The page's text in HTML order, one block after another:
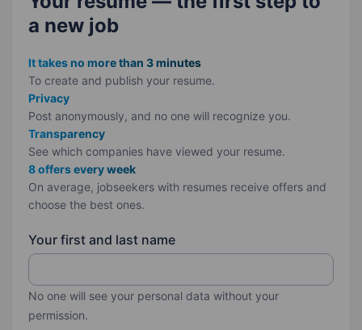
a new job
It takes no more than 3 minutes
To create and publish your resume.
Privacy
Post anonymously, and no one will recognize you.
Transparency
See which companies have viewed your resume.
8 offers every week
On average, jobseekers with resumes receive offers and
choose the best ones.
Your first and last name
No one will see your personal data without your
permission.